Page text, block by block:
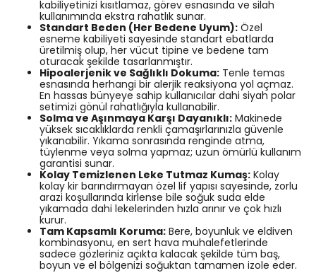
kabiliyetinizi kısıtlamaz, görev esnasında ve silah
kullanımında ekstra rahatlık sunar.
Standart Beden (Her Bedene Uyum): Özel
esneme kabiliyeti sayesinde standart ebatlarda
üretilmiş olup, her vücut tipine ve bedene tam
oturacak şekilde tasarlanmıştır.
Hipoalerjenik ve Sağlıklı Dokuma: Tenle temas
esnasında herhangi bir alerjik reaksiyona yol açmaz.
En hassas bünyeye sahip kullanıcılar dahi siyah polar
setimizi gönül rahatlığıyla kullanabilir.
Solma ve Aşınmaya Karşı Dayanıklı: Makinede
yüksek sıcaklıklarda renkli çamaşırlarınızla güvenle
yıkanabilir. Yıkama sonrasında renginde atma,
tüylenme veya solma yapmaz; uzun ömürlü kullanım
garantisi sunar.
Kolay Temizlenen Leke Tutmaz Kumaş: Kolay
kolay kir barındırmayan özel lif yapısı sayesinde, zorlu
arazi koşullarında kirlense bile soğuk suda elde
yıkamada dahi lekelerinden hızla arınır ve çok hızlı
kurur.
Tam Kapsamlı Koruma: Bere, boyunluk ve eldiven
kombinasyonu, en sert hava muhalefetlerinde
sadece gözleriniz açıkta kalacak şekilde tüm baş,
boyun ve el bölgenizi soğuktan tamamen izole eder.